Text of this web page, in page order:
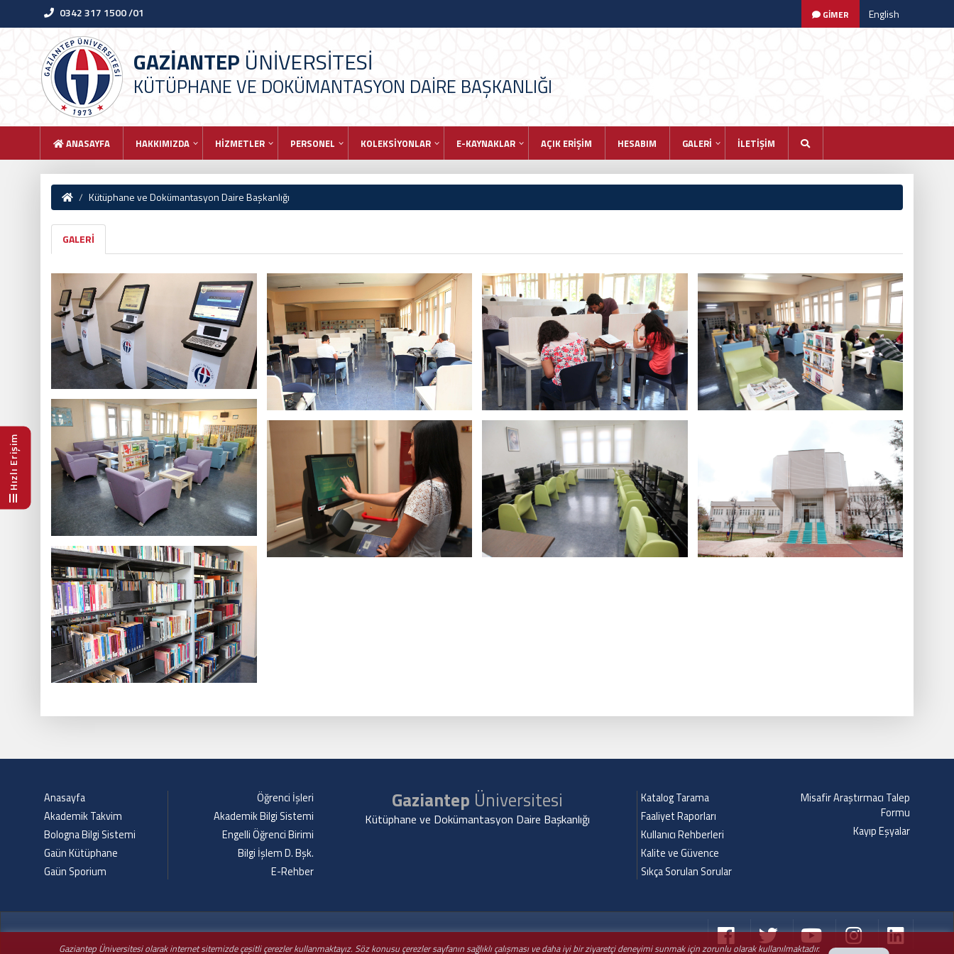
Hızlı Erişim
0342 317 1500 /01 GİMER English
GAZİANTEP ÜNİVERSİTESİ
KÜTÜPHANE VE DOKÜMANTASYON DAİRE BAŞKANLIĞI
ANASAYFA HAKKIMIZDA HİZMETLER PERSONEL KOLEKSİYONLAR E-KAYNAKLAR AÇIK ERİŞİM HESABIM GALERİ İLETİŞİM
Gaziantep Üniversitesi olarak internet sitemizde çeşitli çerezler kullanmaktayız. Söz konusu çerezler sayfanın sağlıklı çalışması ve daha iyi bir ziyaretçi deneyimi sunmak için zorunlu olarak kullanılmaktadır.
Kütüphane ve Dokümantasyon Daire Başkanlığı
GALERİ
Anasayfa
Akademik Takvim
Bologna Bilgi Sistemi
Gaün Kütüphane
Gaün Sporium
Öğrenci İşleri
Akademik Bilgi Sistemi
Engelli Öğrenci Birimi
Bilgi İşlem D. Bşk.
E-Rehber
Gaziantep Üniversitesi
Kütüphane ve Dokümantasyon Daire Başkanlığı
Katalog Tarama
Faaliyet Raporları
Kullanıcı Rehberleri
Kalite ve Güvence
Sıkça Sorulan Sorular
Misafir Araştırmacı Talep
Formu
Kayıp Eşyalar